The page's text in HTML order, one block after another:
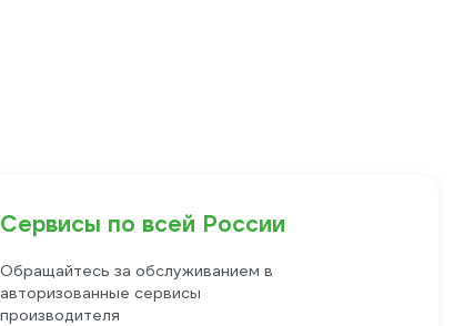
Сервисы по всей России
Обращайтесь за обслуживанием в
авторизованные сервисы
производителя